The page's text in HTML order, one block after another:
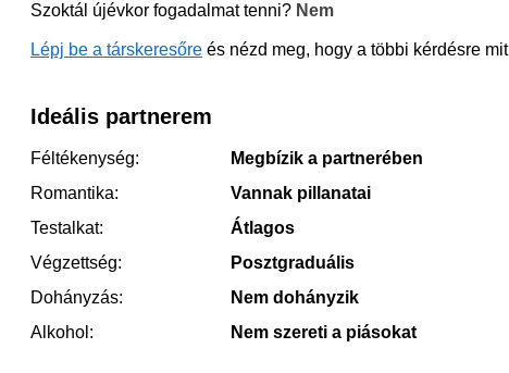
Szoktál újévkor fogadalmat tenni? Nem
Lépj be a társkeresőre és nézd meg, hogy a többi kérdésre
Ideális partnerem
Féltékenység:
Megbízik a partnerében
Romantika:
Vannak pillanatai
Testalkat:
Átlagos
Végzettség:
Posztgraduális
Dohányzás:
Nem dohányzik
Alkohol:
Nem szereti a piásokat